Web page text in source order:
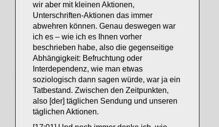
wir aber mit kleinen Aktionen,
Unterschriften-Aktionen das immer
abwehren können. Genau deswegen war
ich es – wie ich es Ihnen vorher
beschrieben habe, also die gegenseitige
Abhängigkeit: Befruchtung oder
Interdependenz, wie man etwas
soziologisch dann sagen würde, war ja ein
Tatbestand. Zwischen den Zeitpunkten,
also [der] täglichen Sendung und unseren
täglichen Aktionen.